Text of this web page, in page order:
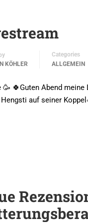
KÖHLER
Categories
ALLGEMEIN
🍀Guten Abend
auf seiner